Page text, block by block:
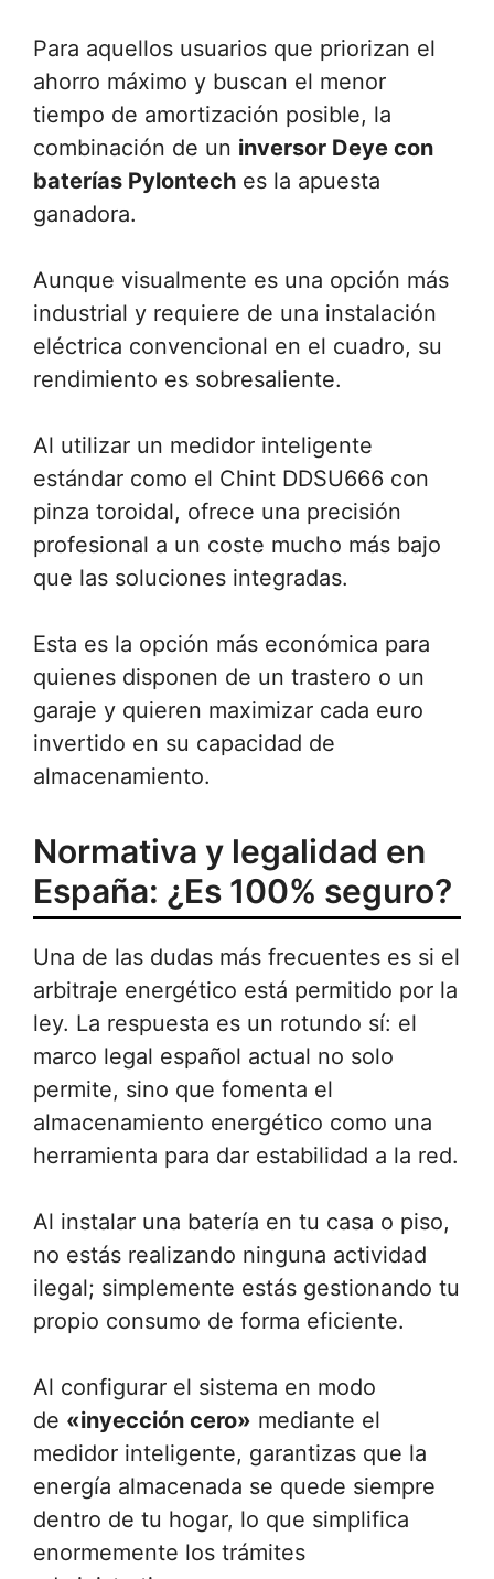
Para aquellos usuarios que priorizan el
ahorro máximo y buscan el menor
tiempo de amortización posible, la
combinación de un inversor Deye con
baterías Pylontech es la apuesta
ganadora.
Aunque visualmente es una opción más
industrial y requiere de una instalación
eléctrica convencional en el cuadro, su
rendimiento es sobresaliente.
Al utilizar un medidor inteligente
estándar como el Chint DDSU666 con
pinza toroidal, ofrece una precisión
profesional a un coste mucho más bajo
que las soluciones integradas.
Esta es la opción más económica para
quienes disponen de un trastero o un
garaje y quieren maximizar cada euro
invertido en su capacidad de
almacenamiento.
Normativa y legalidad en
España: ¿Es 100% seguro?
Una de las dudas más frecuentes es si el
arbitraje energético está permitido por la
ley. La respuesta es un rotundo sí: el
marco legal español actual no solo
permite, sino que fomenta el
almacenamiento energético como una
herramienta para dar estabilidad a la red.
Al instalar una batería en tu casa o piso,
no estás realizando ninguna actividad
ilegal; simplemente estás gestionando tu
propio consumo de forma eficiente.
Al configurar el sistema en modo
de «inyección cero» mediante el
medidor inteligente, garantizas que la
energía almacenada se quede siempre
dentro de tu hogar, lo que simplifica
enormemente los trámites